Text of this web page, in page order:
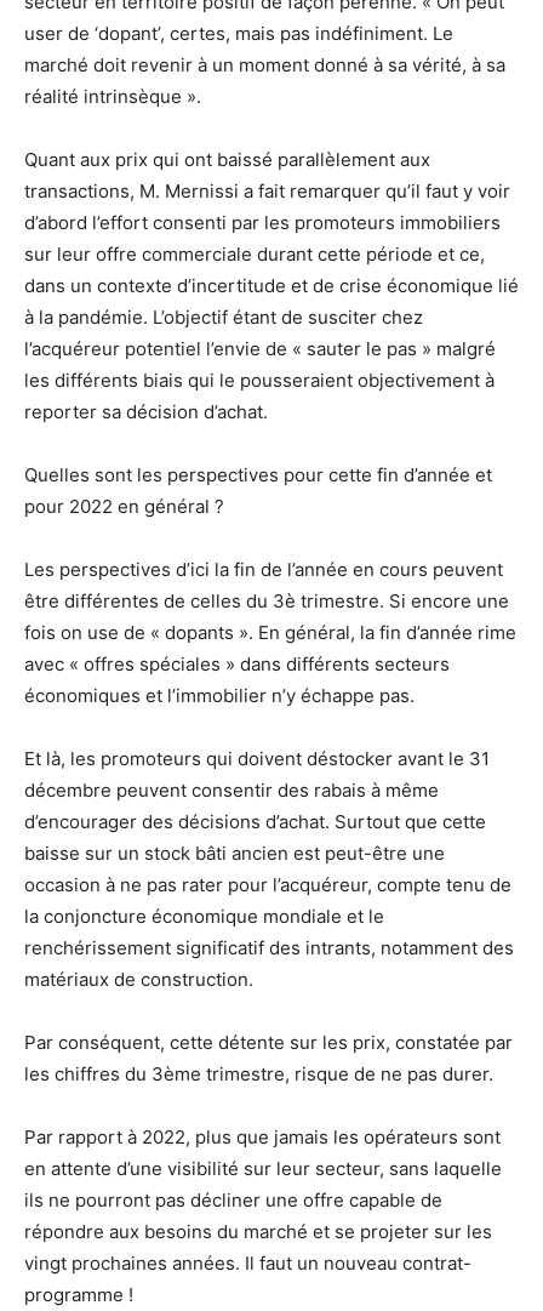
user de ‘dopant’, certes, mais pas indéfiniment. Le
marché doit revenir à un moment donné à sa vérité, à sa
réalité intrinsèque ».
Quant aux prix qui ont baissé parallèlement aux
transactions, M. Mernissi a fait remarquer qu’il faut y voir
d’abord l’effort consenti par les promoteurs immobiliers
sur leur offre commerciale durant cette période et ce,
dans un contexte d’incertitude et de crise économique lié
à la pandémie. L’objectif étant de susciter chez
l’acquéreur potentiel l’envie de « sauter le pas » malgré
les différents biais qui le pousseraient objectivement à
reporter sa décision d’achat.
Quelles sont les perspectives pour cette fin d’année et
pour 2022 en général ?
Les perspectives d’ici la fin de l’année en cours peuvent
être différentes de celles du 3è trimestre. Si encore une
fois on use de « dopants ». En général, la fin d’année rime
avec « offres spéciales » dans différents secteurs
économiques et l’immobilier n’y échappe pas.
Et là, les promoteurs qui doivent déstocker avant le 31
décembre peuvent consentir des rabais à même
d’encourager des décisions d’achat. Surtout que cette
baisse sur un stock bâti ancien est peut-être une
occasion à ne pas rater pour l’acquéreur, compte tenu de
la conjoncture économique mondiale et le
renchérissement significatif des intrants, notamment des
matériaux de construction.
Par conséquent, cette détente sur les prix, constatée par
les chiffres du 3ème trimestre, risque de ne pas durer.
Par rapport à 2022, plus que jamais les opérateurs sont
en attente d’une visibilité sur leur secteur, sans laquelle
ils ne pourront pas décliner une offre capable de
répondre aux besoins du marché et se projeter sur les
vingt prochaines années. Il faut un nouveau contrat-
programme !